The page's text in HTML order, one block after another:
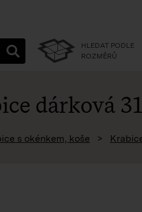
HLEDAT PODLE
ROZMĚRŮ
dárková
s okénkem, koše